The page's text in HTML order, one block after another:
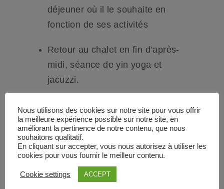
déjeuner où il le souhaite en
fonction de ses activités
Retour au chalet en fin d’après-
midi, séance de yin yoga et
jacuzzi.
✅ Jour 4 :
Réveil, petite collation
optionnelle puis direction le lac
de Montriond
Nous utilisons des cookies sur notre site pour vous offrir
la meilleure expérience possible sur notre site, en
améliorant la pertinence de notre contenu, que nous
souhaitons qualitatif.
En cliquant sur accepter, vous nous autorisez à utiliser les
cookies pour vous fournir le meilleur contenu.
Cookie settings ACCEPT